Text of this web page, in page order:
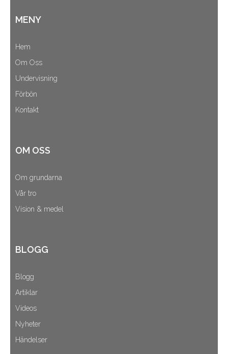
MENY
Hem
Om Oss
Undervisning
Förbön
Kontakt
OM OSS
Om grundarna
Vår tro
Vision & medel
BLOGG
Blogg
Artiklar
Videos
Nyheter
Händelser